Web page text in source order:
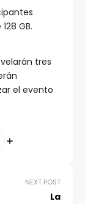
GB.
tres
el evento
NEXT POST
La